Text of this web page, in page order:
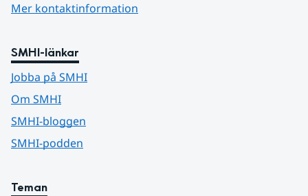
Mer kontaktinformation
SMHI-länkar
Jobba på SMHI
Om SMHI
SMHI-bloggen
SMHI-podden
Teman